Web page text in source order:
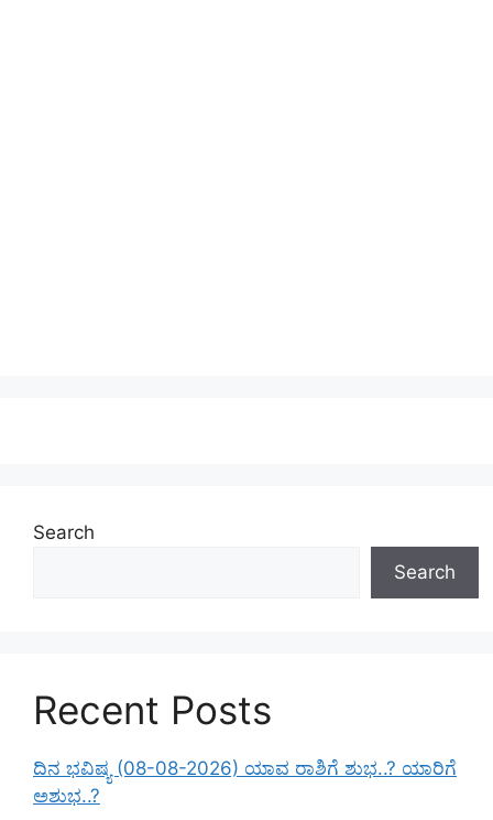
Search
Search
Recent Posts
ದಿನ ಭವಿಷ್ಯ (08-08-2026) ಯಾವ ರಾಶಿಗೆ ಶುಭ..? ಯಾರಿಗೆ
ಅಶುಭ..?